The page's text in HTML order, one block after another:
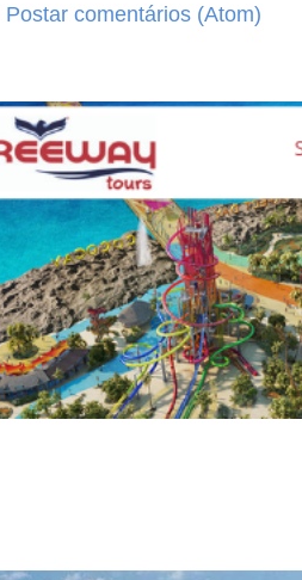
Postar comentários (Atom)